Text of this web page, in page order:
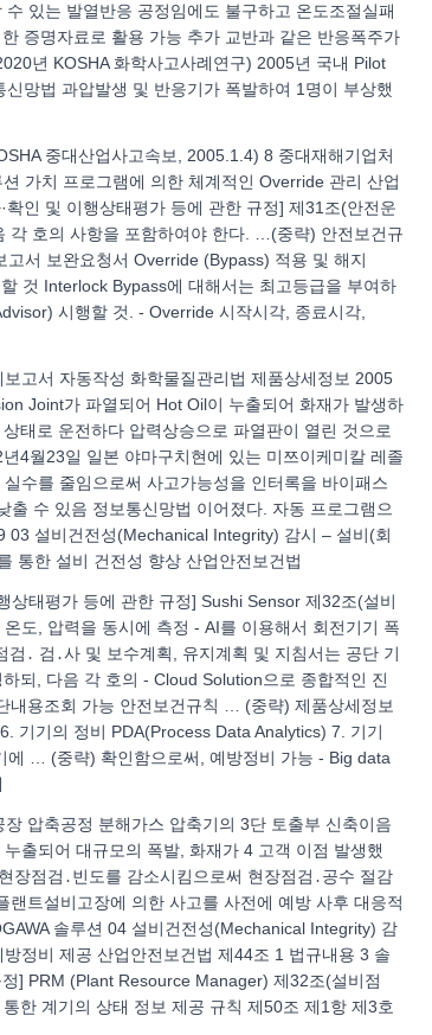
있는 발열반응 공정임에도 불구하고 온도조절실패
증명자료로 활용 가능 추가 교반과 같은 반응폭주가
년 KOSHA 화학사고사례연구) 2005년 국내 Pilot
망법 과압발생 및 반응기가 폭발하여 1명이 부상했
중대산업사고속보, 2005.1.4) 8 중대재해기업처
가치 프로그램에 의한 체계적인 Override 관리 산업
인 및 이행상태평가 등에 관한 규정] 제31조(안전운
각 호의 사항을 포함하여야 한다. …(중략) 안전보건규
서 보완요청서 Override (Bypass) 적용 및 해지
것 Interlock Bypass에 대해서는 최고등급을 부여하
시행할 것. - Override 시작시각, 종료시각,
고서 자동작성 화학물질관리법 제품상세정보 2005
Joint가 파열되어 Hot Oil이 누출되어 화재가 발생하
태로 운전하다 압력상승으로 파열판이 열린 것으로
4월23일 일본 야마구치현에 있는 미쯔이케미칼 레졸
수를 줄임으로써 사고가능성을 인터록을 바이패스
수 있음 정보통신망법 이어졌다. 자동 프로그램으
03 설비건전성(Mechanical Integrity) 감시 – 설비(회
통한 설비 건전성 향상 산업안전보건법
상태평가 등에 관한 규정] Sushi Sensor 제32조(설비
도, 압력을 동시에 측정 - AI를 이용해서 회전기기 폭
․ 검․사 및 보수계획, 유지계획 및 지침서는 공단 기
되, 다음 각 호의 - Cloud Solution으로 종합적인 진
내용조회 가능 안전보건규칙 … (중략) 제품상세정보
기기의 정비 PDA(Process Data Analytics) 7. 기기
에 … (중략) 확인함으로써, 예방정비 가능 - Big data
압축공정 분해가스 압축기의 3단 토출부 신축이음
출되어 대규모의 폭발, 화재가 4 고객 이점 발생했
장점검․빈도를 감소시킴으로써 현장점검․공수 절감
트설비고장에 의한 사고를 사전에 예방 사후 대응적
솔루션 04 설비건전성(Mechanical Integrity) 감
정비 제공 산업안전보건법 제44조 1 법규내용 3 솔
] PRM (Plant Resource Manager) 제32조(설비점
한 계기의 상태 정보 제공 규칙 제50조 제1항 제3호